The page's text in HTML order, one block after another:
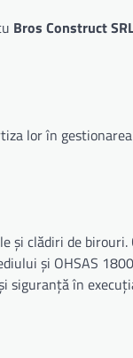
Bros Construct
lor în
și clădiri de birouri.
și OHSAS
siguranță în